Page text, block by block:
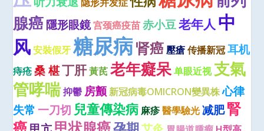
腺癌隱形眼鏡宫颈癌疫苗 赤小豆老年人 中
风 安裝假牙 糖尿病肾癌 壓瘡 传播新冠 耳机
痔疮 桑 椹丁肝黃芪 老年癡呆单眼近视 支氣
管哮喘抑鬱 房颤 新冠病毒OMICRON變異株心律
失常 一刀切 兒童傳染病 麻疹醫學驗光 减肥腎